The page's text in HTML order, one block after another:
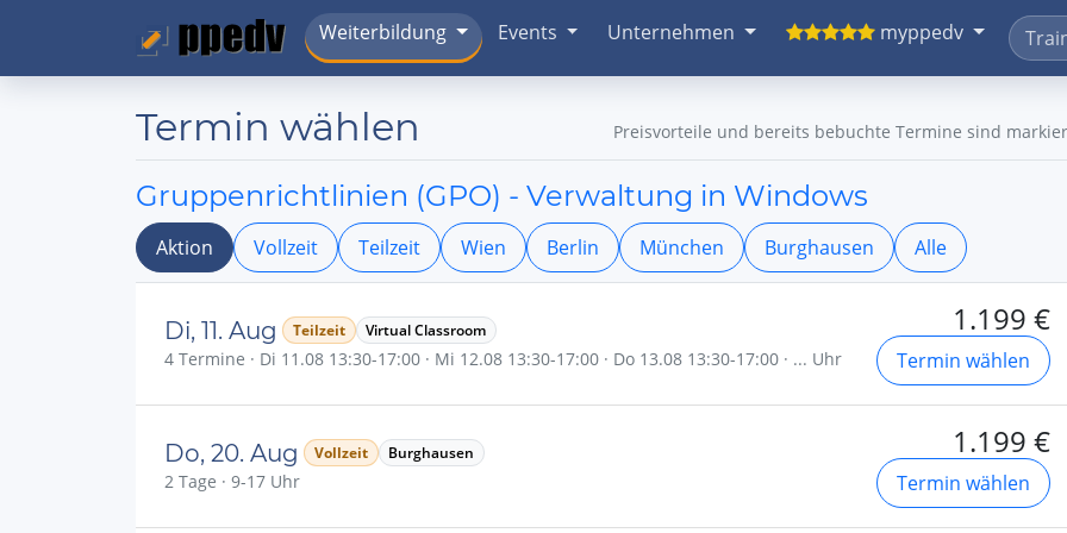
Weiterbildung Events Unternehmen myppedv
Termin wählen Preisvorteile und bereits bebuchte Termine sind
Gruppenrichtlinien (GPO) - Verwaltung in Windows
Aktion Vollzeit Teilzeit Wien Berlin München Burghausen Alle
Di, 11. Aug Teilzeit Virtual Classroom
4 Termine · Di 11.08 13:30-17:00 · Mi 12.08 13:30-17:00 · Do 13.08 13:30-17:00 · ... Uhr
1.199 €
Termin wählen
Do, 20. Aug Vollzeit Burghausen
2 Tage · 9-17 Uhr
1.199 €
Termin wählen